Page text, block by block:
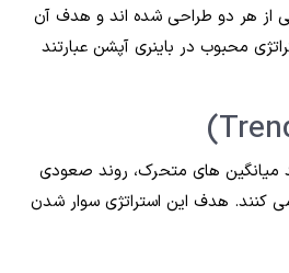
از هر دو طراحی شده اند و هدف آن
محبوب در باینری آپشن عبارتند
میانگین های متحرک، روند صعودی
کنند. هدف این استراتژی سوار شدن